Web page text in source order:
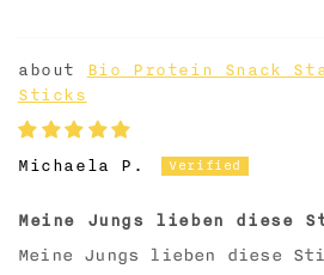
Bio Protein Snack
Sticks
Michaela P.
Meine Jungs lieben diese
Meine Jungs lieben diese